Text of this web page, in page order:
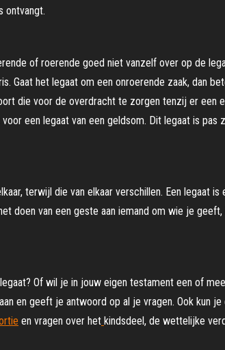
ontvangt.
of roerende goed niet vanzelf over op de
Gaat het legaat om een onroerende zaak, dan
die voor de overdracht te zorgen tenzij er een
een legaat van een geldsom. Dit legaat is pas
terwijl die van elkaar verschillen. Een legaat is
doen van een geste aan iemand om wie je
Of wil je in jouw eigen testament een of
en geeft je antwoord op al je vragen. Ook kun
en vragen over het kindsdeel, de wettelijke